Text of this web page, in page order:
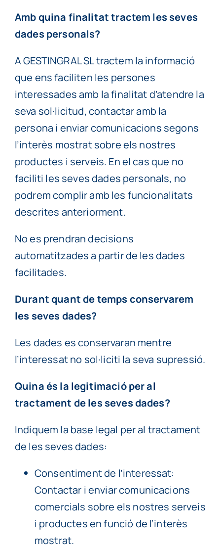
Amb quina finalitat tractem les seves
dades personals?
A GESTINGRAL SL tractem la informació
que ens faciliten les persones
interessades amb la finalitat d’atendre la
seva sol·licitud, contactar amb la
persona i enviar comunicacions segons
l’interès mostrat sobre els nostres
productes i serveis. En el cas que no
faciliti les seves dades personals, no
podrem complir amb les funcionalitats
descrites anteriorment.
No es prendran decisions
automatitzades a partir de les dades
facilitades.
Durant quant de temps conservarem
les seves dades?
Les dades es conservaran mentre
l’interessat no sol·liciti la seva supressió.
Quina és la legitimació per al
tractament de les seves dades?
Indiquem la base legal per al tractament
de les seves dades:
Consentiment de l’interessat:
Contactar i enviar comunicacions
comercials sobre els nostres serveis
i productes en funció de l’interès
mostrat.